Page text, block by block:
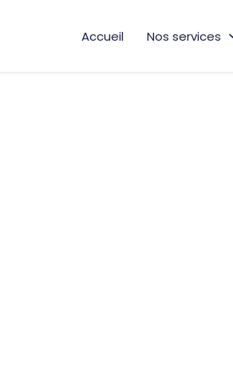
Accueil Nos services